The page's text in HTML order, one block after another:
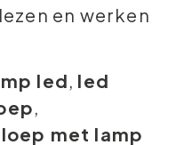
en werken
led, led
,
loep met lamp